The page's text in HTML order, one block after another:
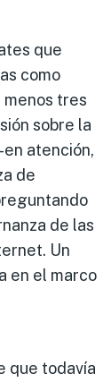
que
como
menos tres
sobre la
atención,
de
de las
Un
en el marco
que todavía